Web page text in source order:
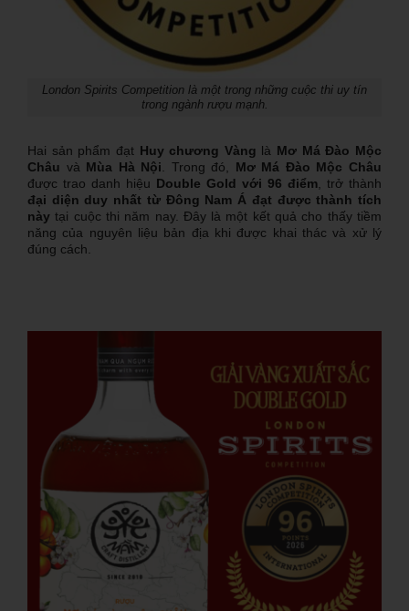
London Spirits Competition là một trong những cuộc thi uy tín
trong ngành rượu mạnh.
Hai sản phẩm đạt Huy chương Vàng là Mơ Má Đào Mộc
Châu và Mùa Hà Nội . Trong đó, Mơ Má Đào Mộc Châu
được trao danh hiệu Double Gold với 96 điểm , trở thành
đại diện duy nhất từ Đông Nam Á đạt được thành tích
này tại cuộc thi năm nay. Đây là một kết quả cho thấy tiềm
năng của nguyên liệu bản địa khi được khai thác và xử lý
đúng cách.